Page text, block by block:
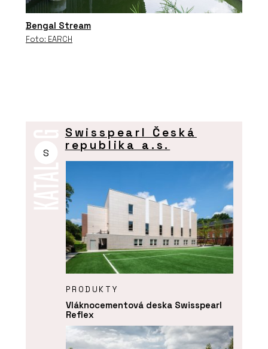
Bengal Stream
Foto: EARCH
S
Swisspearl Česká
republika a.s.
PRODUKTY
Vláknocementová deska Swisspearl
Reflex